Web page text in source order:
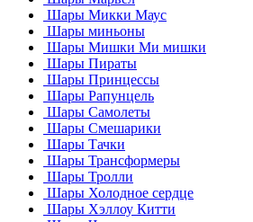
Шары Микки Маус
Шары миньоны
Шары Мишки Ми мишки
Шары Пираты
Шары Принцессы
Шары Рапунцель
Шары Самолеты
Шары Смешарики
Шары Тачки
Шары Трансформеры
Шары Тролли
Шары Холодное сердце
Шары Хэллоу Китти